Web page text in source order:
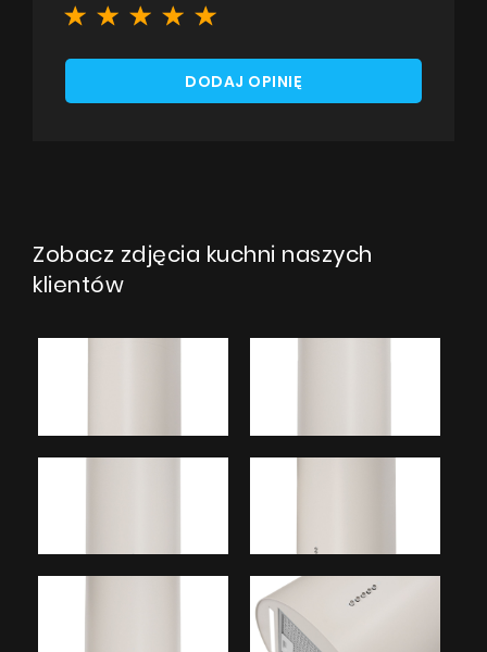
DODAJ OPINIĘ
Zobacz zdjęcia kuchni naszych
klientów